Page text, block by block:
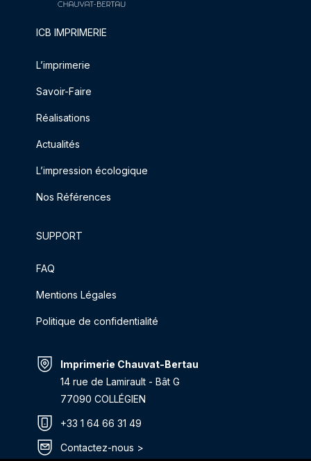
ICB IMPRIMERIE
L’imprimerie
Savoir-Faire
Réalisations
Actualités
L’impression écologique
Nos Références
SUPPORT
FAQ
Mentions Légales
Politique de confidentialité
Imprimerie Chauvat-Bertau
14 rue de Lamirault - Bât G
77090 COLLÉGIEN
+33 1 64 66 31 49
Contactez-nous >